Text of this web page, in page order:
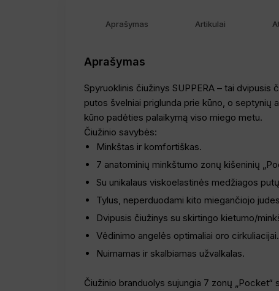
Aprašymas Artikulai
Aprašymas
Spyruoklinis čiužinys SUPPERA – tai dvipusis
putos švelniai priglunda prie kūno, o septynių
kūno padėties palaikymą viso miego metu.
Čiužinio savybės:
Minkštas ir komfortiškas.
7 anatominių minkštumo zonų kišeninių
Su unikalaus viskoelastinės medžiagos
Tylus, neperduodami kito miegančiojo
Dvipusis čiužinys su skirtingo kietumo/
Vėdinimo angelės optimaliai oro cirkuliacijai.
Nuimamas ir skalbiamas užvalkalas.
Čiužinio branduolys sujungia 7 zonų